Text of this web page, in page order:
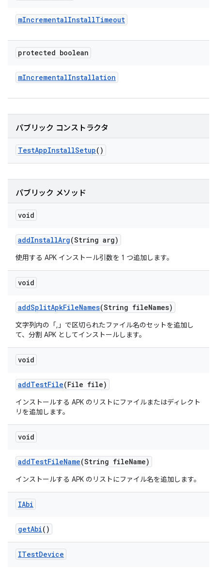
mIncrementalInstallTimeout
protected boolean
mIncrementalInstallation
パブリック コンストラクタ
TestAppInstallSetup()
パブリック メソッド
void
addInstallArg(String arg)
使用する APK インストール引数を 1 つ追加します。
void
addSplitApkFileNames(String fileNames)
文字列内の「,」で区切られたファイル名のセットを追加し
て、分割 APK としてインストールします。
void
addTestFile(File file)
インストールする APK のリストにファイルまたはディレクト
リを追加します。
void
addTestFileName(String fileName)
インストールする APK のリストにファイル名を追加します。
IAbi
getAbi()
ITestDevice